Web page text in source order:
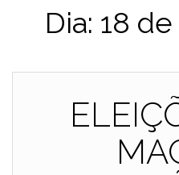
Dia: 18